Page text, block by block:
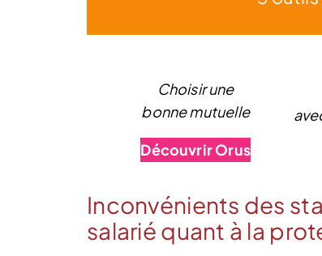
Choisir une
bonne mutuelle
Découvrir Orus
Inconvénients des
salarié quant à la